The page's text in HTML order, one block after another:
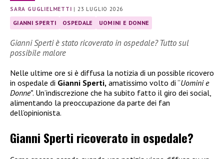
SARA GUGLIELMETTI |23 LUGLIO 2026
GIANNI SPERTI OSPEDALE UOMINI E DONNE
Gianni Sperti è stato ricoverato in ospedale? Tutto sul
possibile malore
Nelle ultime ore si è diffusa la notizia di un possible ricovero
in ospedale di Gianni Sperti, amatissimo volto di “Uomini e
Donne”. Un’indiscrezione che ha subito fatto il giro dei social,
alimentando la preoccupazione da parte dei fan
dell’opinionista.
Gianni Sperti ricoverato in ospedale?